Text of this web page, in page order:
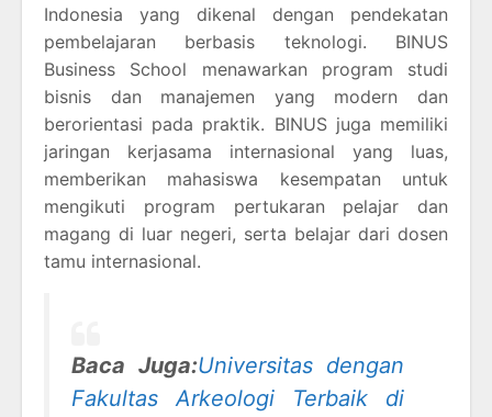
Indonesia yang dikenal dengan pendekatan
pembelajaran berbasis teknologi. BINUS
Business School menawarkan program studi
bisnis dan manajemen yang modern dan
berorientasi pada praktik. BINUS juga memiliki
jaringan kerjasama internasional yang luas,
memberikan mahasiswa kesempatan untuk
mengikuti program pertukaran pelajar dan
magang di luar negeri, serta belajar dari dosen
tamu internasional.
Baca Juga:Universitas dengan
Fakultas Arkeologi Terbaik di